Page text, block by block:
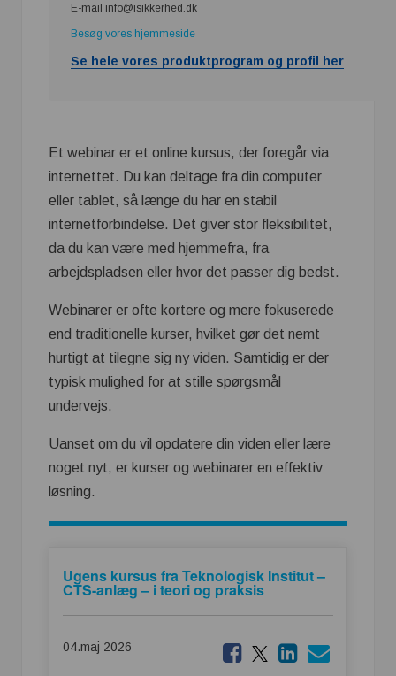
E-mail info@isikkerhed.dk
Besøg vores hjemmeside
Se hele vores produktprogram og profil her
Et webinar er et online kursus, der foregår via
internettet. Du kan deltage fra din computer
eller tablet, så længe du har en stabil
internetforbindelse. Det giver stor fleksibilitet,
da du kan være med hjemmefra, fra
arbejdspladsen eller hvor det passer dig bedst.
Webinarer er ofte kortere og mere fokuserede
end traditionelle kurser, hvilket gør det nemt
hurtigt at tilegne sig ny viden. Samtidig er der
typisk mulighed for at stille spørgsmål
undervejs.
Uanset om du vil opdatere din viden eller lære
noget nyt, er kurser og webinarer en effektiv
løsning.
Ugens kursus fra Teknologisk Institut –
CTS-anlæg – i teori og praksis
04.maj 2026